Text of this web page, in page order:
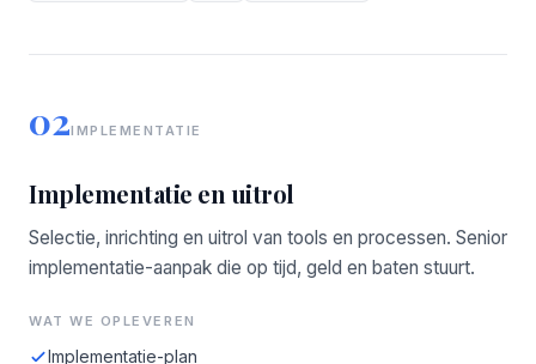
02IMPLEMENTATIE
Implementatie en uitrol
Selectie, inrichting en uitrol van tools en processen. Senior
implementatie-aanpak die op tijd, geld en baten stuurt.
WAT WE OPLEVEREN
Implementatie-plan